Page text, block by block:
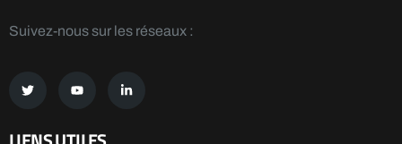
Suivez-nous sur les réseaux :